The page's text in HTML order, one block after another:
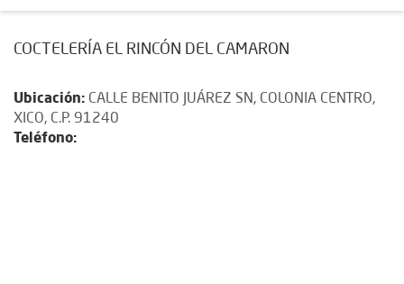
COCTELERÍA EL RINCÓN DEL CAMARON
Ubicación: CALLE BENITO JUÁREZ SN, COLONIA CENTRO,
XICO, C.P. 91240
Teléfono: